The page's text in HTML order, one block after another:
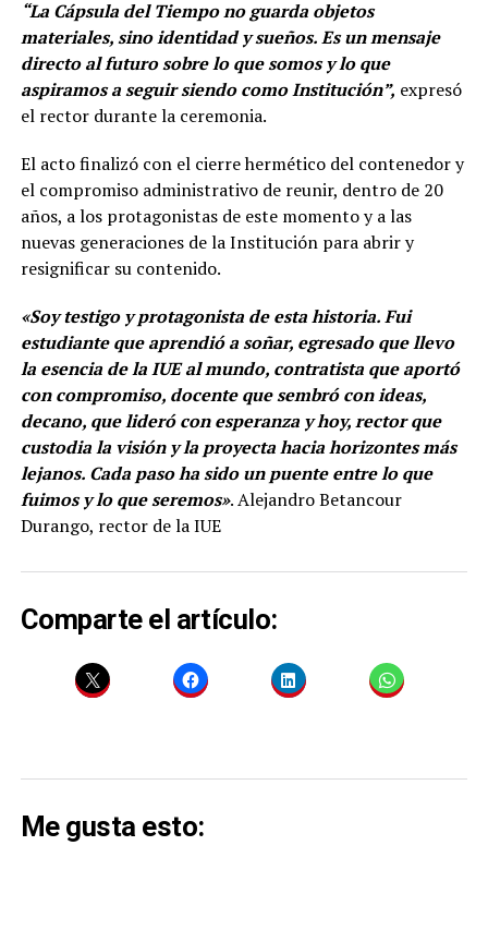
“La Cápsula del Tiempo no guarda objetos
materiales, sino identidad y sueños. Es un mensaje
directo al futuro sobre lo que somos y lo que
aspiramos a seguir siendo como Institución”, expresó
el rector durante la ceremonia.
El acto finalizó con el cierre hermético del contenedor y
el compromiso administrativo de reunir, dentro de 20
años, a los protagonistas de este momento y a las
nuevas generaciones de la Institución para abrir y
resignificar su contenido.
«Soy testigo y protagonista de esta historia. Fui
estudiante que aprendió a soñar, egresado que llevo
la esencia de la IUE al mundo, contratista que aportó
con compromiso, docente que sembró con ideas,
decano, que lideró con esperanza y hoy, rector que
custodia la visión y la proyecta hacia horizontes más
lejanos. Cada paso ha sido un puente entre lo que
fuimos y lo que seremos». Alejandro Betancour
Durango, rector de la IUE
Comparte el artículo:
Me gusta esto: